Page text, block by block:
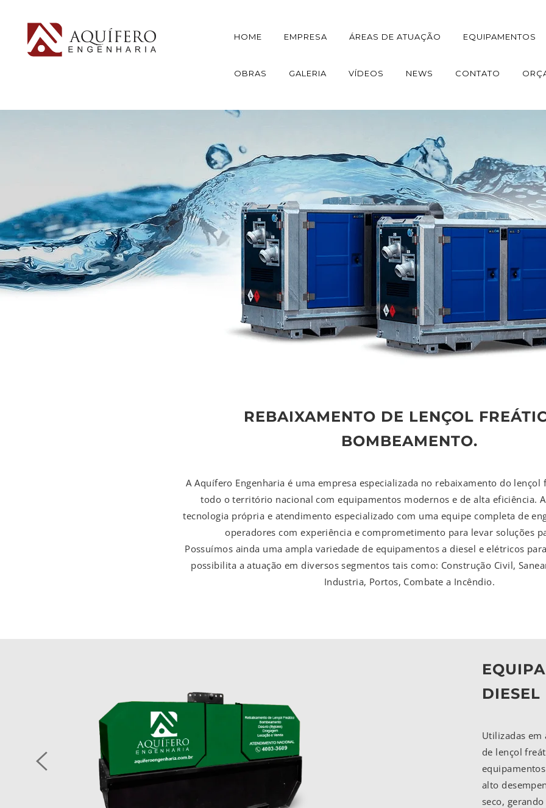
HOME EMPRESA ÁREAS DE ATUAÇÃO EQUIPAMENTOS
OBRAS GALERIA VÍDEOS NEWS CONTATO
REBAIXAMENTO DE LENÇOL
BOMBEAMENTO.
A Aquífero Engenharia é uma empresa especializada no rebaixamento do lençol
todo o território nacional com equipamentos modernos e de alta eficiência.
tecnologia própria e atendimento especializado com uma equipe completa de
operadores com experiência e comprometimento para levar soluções
Possuímos ainda uma ampla variedade de equipamentos a diesel e elétricos
possibilita a atuação em diversos segmentos tais como: Construção Civil,
Industria, Portos, Combate a Incêndio.
DIESEL
Utilizadas em
de lençol
alto
seco,